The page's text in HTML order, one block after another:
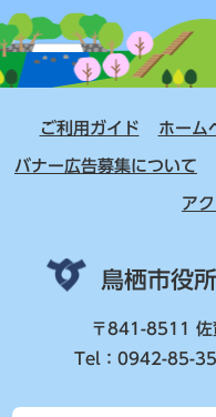
ご利用ガイド ホーム
バナー広告募集について
ア
鳥栖市役所
〒841-8511 佐
Tel：0942-85-